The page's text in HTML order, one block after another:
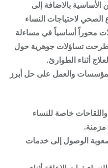
الأساسية بالاضافة إلى
لاحتياجات النساء
محوراً أساسياً في مساءلة
وطرحت تساؤلات جوهرية حول
أثناء الطوارئ.
والعمل على حل أبرز
واللقاحات خاصة للنساء
مزمنة.
الوصول إلى خدمات